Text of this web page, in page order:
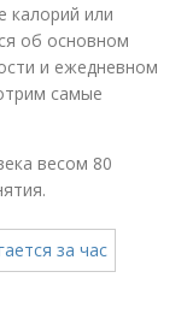
калорий или
об основном
и ежедневном
самые
весом 80